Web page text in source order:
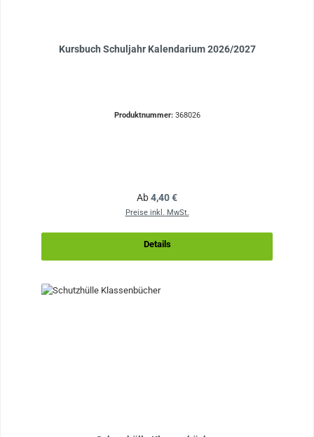
Kursbuch Schuljahr Kalendarium 2026/2027
Produktnummer: 368026
Regulärer Preis:
Ab4,40 €
Preise inkl. MwSt.
Details